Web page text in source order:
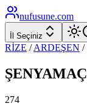
nufusune.com
İl Seçiniz
RİZE / ARDEŞEN /
ŞENYAMAÇ
274